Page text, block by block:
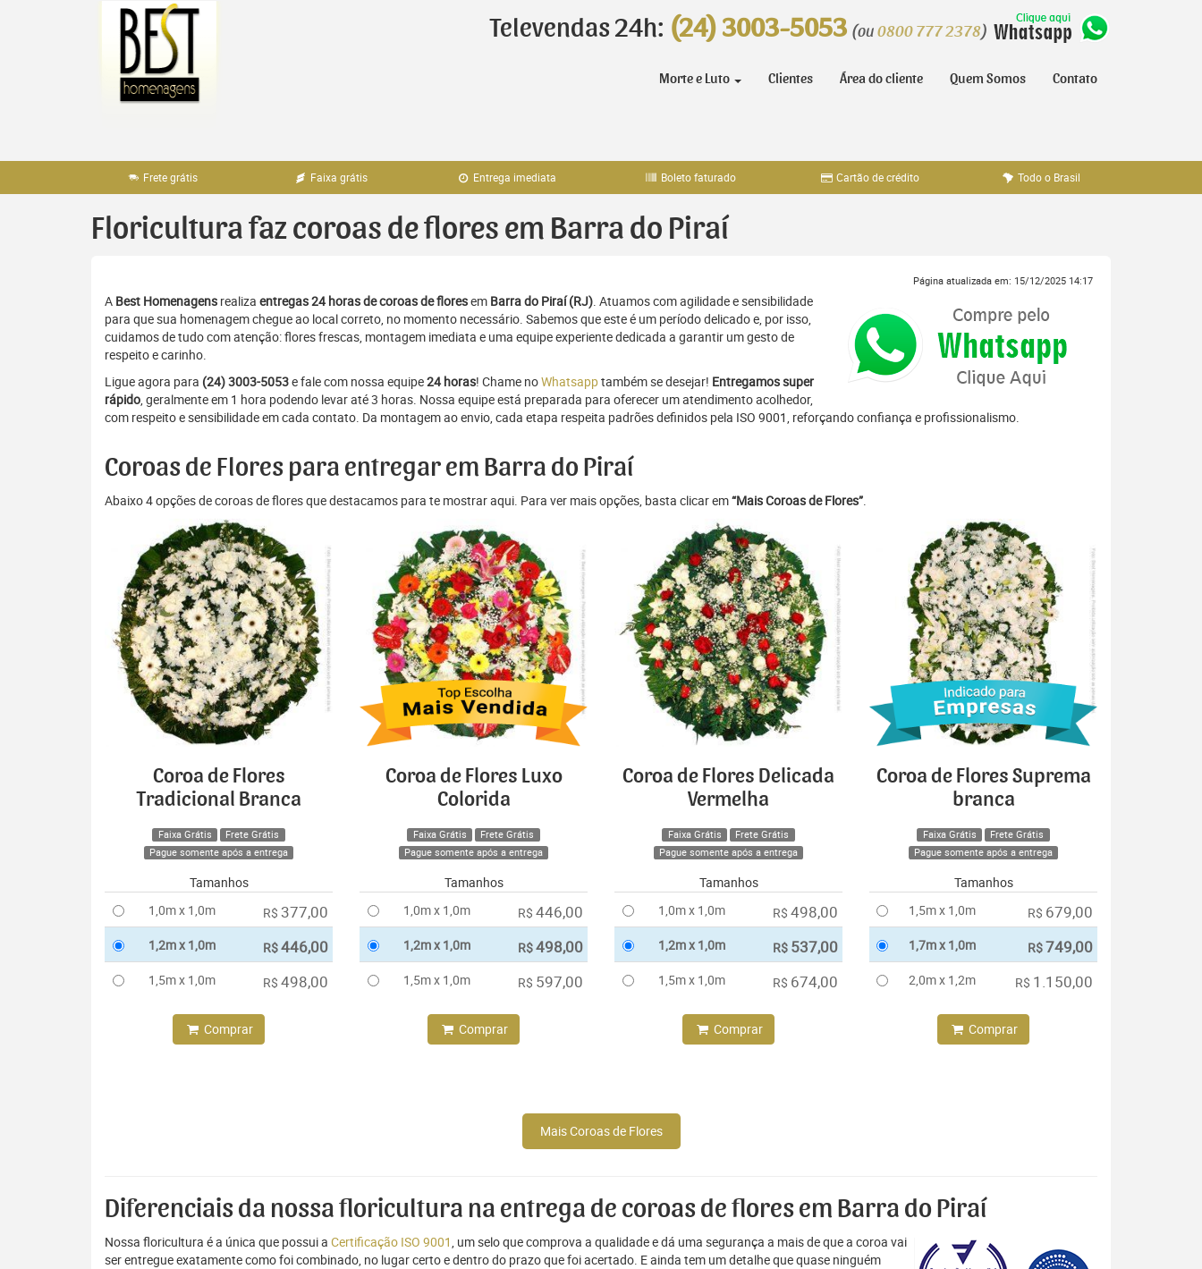
Televendas 24h: (24) 3003-5053 (ou 0800 777 2378)
Morte e Luto Clientes Área do cliente Quem Somos Contato
Frete grátis Faixa grátis Entrega imediata Boleto faturado Cartão de crédito Todo o Brasil
Floricultura faz coroas de flores em Barra do Piraí
Página atualizada em: 15/12/2025 14:17
A Best Homenagens realiza entregas 24 horas de coroas de floresem Barra do Piraí (RJ). Atuamos com agilidade e sensibilidade
para que sua homenagem chegue ao local correto, no momento necessário. Sabemos que este é um período delicado e, por isso,
cuidamos de tudo com atenção: flores frescas, montagem imediata e uma equipe experiente dedicada a garantir um gesto de
respeito e carinho.
Ligue agora para (24) 3003-5053e fale com nossa equipe24 horas! Chame noWhatsapptambém se desejar! Entregamos super
rápido, geralmente em 1 hora podendo levar até 3 horas. Nossa equipe está preparada para oferecer um atendimento acolhedor,
com respeito e sensibilidade em cada contato. Da montagem ao envio, cada etapa respeita padrões definidos pela ISO 9001, reforçando confiança e profissionalismo.
Coroas de Flores para entregar em Barra do Piraí
Abaixo 4 opções de coroas de flores que destacamos para te mostrar aqui. Para ver mais opções, basta clicar em“Mais Coroas de Flores”.
Coroa de Flores
Tradicional Branca
Faixa Grátis
Frete Grátis
Pague somente após a entrega
Tamanhos
1,0m x 1,0m
R$ 377,00
1,2m x 1,0m R$446,00
1,5m x 1,0m R$ 498,00
Comprar
Coroa de Flores Luxo
Colorida
Faixa Grátis
Frete Grátis
Pague somente após a entrega
Tamanhos
1,0m x 1,0m
R$ 446,00
1,2m x 1,0m R$498,00
1,5m x 1,0m R$ 597,00
Comprar
Coroa de Flores Delicada
Vermelha
Faixa Grátis
Frete Grátis
Pague somente após a entrega
Tamanhos
1,0m x 1,0m
R$ 498,00
1,2m x 1,0m R$ 537,00
1,5m x 1,0m R$ 674,00
Comprar
Coroa de Flores Suprema
branca
Faixa Grátis
Frete Grátis
Pague somente após a entrega
Tamanhos
1,5m x 1,0m
R$ 679,00
1,7m x 1,0m R$749,00
2,0m x 1,2m R$ 1.150,00
Comprar
Mais Coroas de Flores
Diferenciais da nossa floricultura na entrega de coroas de flores em Barra do Piraí
Nossa floricultura é a única que possui a Certificação ISO 9001, um selo que comprova a qualidade e dá uma segurança a mais de que a coroa vai
ser entregue exatamente como foi combinado, no lugar certo e dentro do prazo que foi acertado. E ainda tem um detalhe que quase ninguém